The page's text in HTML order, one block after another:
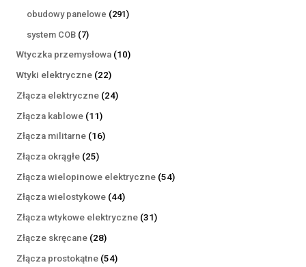
produkty
obudowy panelowe 291291
system COB 77
produktów
Wtyczka przemysłowa 1010
Wtyki elektryczne 2222
produkty
Złącza elektryczne 2424
Złącza kablowe 1111
produktów
Złącza militarne 1616
Złącza okrągłe 2525
produktów
Złącza wielopinowe elektryczne 5454
Złącza wielostykowe 4444
produkty
Złącza wtykowe elektryczne 3131
Złącze skręcane 2828
produktów
Złącza prostokątne 5454